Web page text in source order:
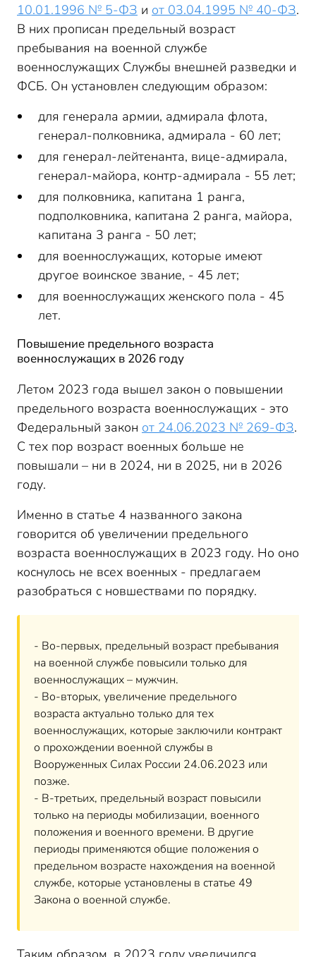
10.01.1996 № 5-ФЗ и от 03.04.1995 № 40-ФЗ.
В них прописан предельный возраст
пребывания на военной службе
военнослужащих Службы внешней разведки и
ФСБ. Он установлен следующим образом:
для генерала армии, адмирала флота,
генерал-полковника, адмирала - 60 лет;
для генерал-лейтенанта, вице-адмирала,
генерал-майора, контр-адмирала - 55 лет;
для полковника, капитана 1 ранга,
подполковника, капитана 2 ранга, майора,
капитана 3 ранга - 50 лет;
для военнослужащих, которые имеют
другое воинское звание, - 45 лет;
для военнослужащих женского пола - 45
лет.
Повышение предельного возраста
военнослужащих в 2026 году
Летом 2023 года вышел закон о повышении
предельного возраста военнослужащих - это
Федеральный закон от 24.06.2023 № 269-ФЗ.
С тех пор возраст военных больше не
повышали – ни в 2024, ни в 2025, ни в 2026
году.
Именно в статье 4 названного закона
говорится об увеличении предельного
возраста военнослужащих в 2023 году. Но оно
коснулось не всех военных - предлагаем
разобраться с новшествами по порядку.
- Во-первых, предельный возраст пребывания
на военной службе повысили только для
военнослужащих – мужчин.
- Во-вторых, увеличение предельного
возраста актуально только для тех
военнослужащих, которые заключили контракт
о прохождении военной службы в
Вооруженных Силах России 24.06.2023 или
позже.
- В-третьих, предельный возраст повысили
только на периоды мобилизации, военного
положения и военного времени. В другие
периоды применяются общие положения о
предельном возрасте нахождения на военной
службе, которые установлены в статье 49
Закона о военной службе.